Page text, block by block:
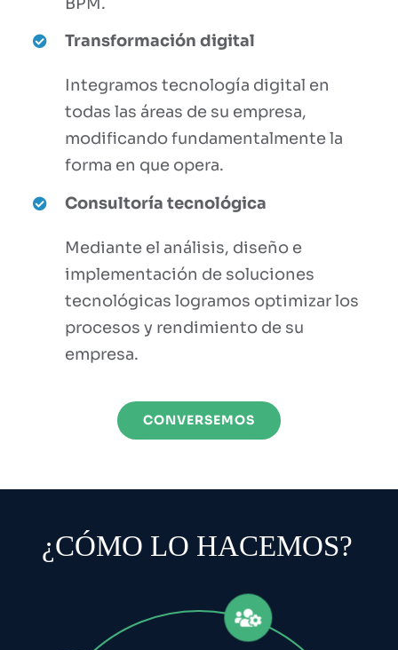
Transformación digital
Integramos tecnología digital en
todas las áreas de su empresa,
modificando fundamentalmente la
forma en que opera.
Consultoría tecnológica
Mediante el análisis, diseño e
implementación de soluciones
tecnológicas logramos optimizar los
procesos y rendimiento de su
empresa.
CONVERSEMOS
¿CÓMO LO HACEMOS?